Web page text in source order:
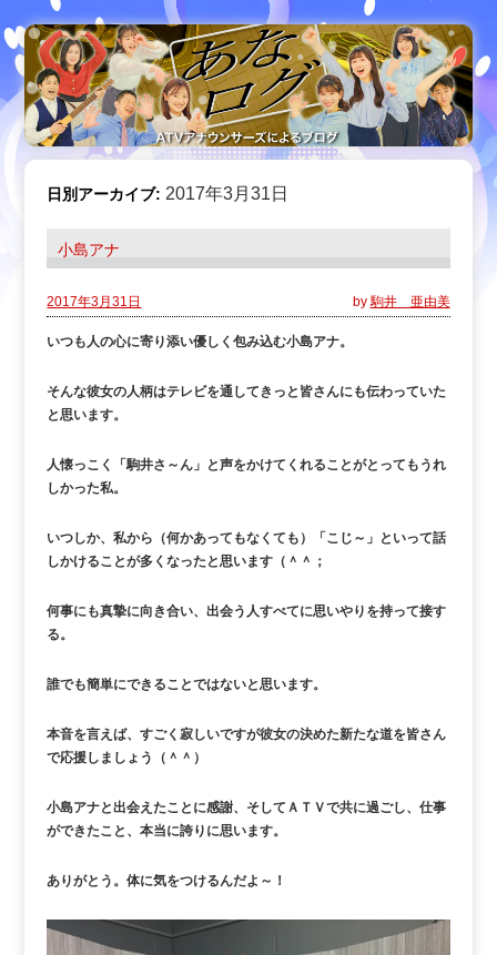
日別アーカイブ:2017年3月31日
小島アナ
2017年3月31日 by駒井 亜由美
いつも人の心に寄り添い優しく包み込む小島アナ。
そんな彼女の人柄はテレビを通してきっと皆さんにも伝わっていた
と思います。
人懐っこく「駒井さ～ん」と声をかけてくれることがとってもうれ
しかった私。
いつしか、私から（何かあってもなくても）「こじ～」といって話
しかけることが多くなったと思います（＾＾；
何事にも真摯に向き合い、出会う人すべてに思いやりを持って接す
る。
誰でも簡単にできることではないと思います。
本音を言えば、すごく寂しいですが彼女の決めた新たな道を皆さん
で応援しましょう（＾＾）
小島アナと出会えたことに感謝、そしてＡＴＶで共に過ごし、仕事
ができたこと、本当に誇りに思います。
ありがとう。体に気をつけるんだよ～！